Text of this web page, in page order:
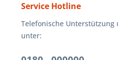
Service Hotline
Telefonische Unterstützung
unter: